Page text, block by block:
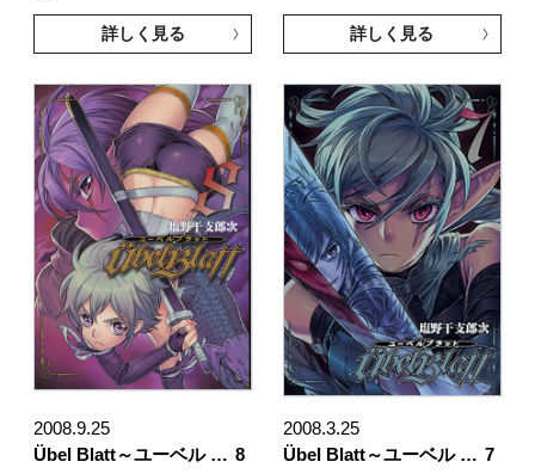
詳しく見る 詳しく見る
2008.9.25
Übel Blatt～ユーベル … 8
2008.3.25
Übel Blatt～ユーベル … 7